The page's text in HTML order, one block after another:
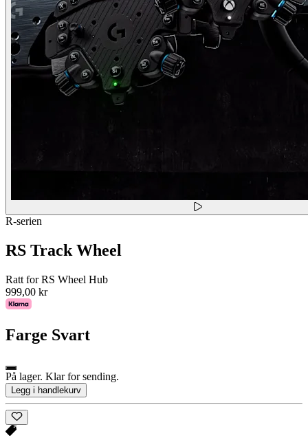
R-serien
RS Track Wheel
Ratt for RS Wheel Hub
999,00 kr
Farge Svart
På lager. Klar for sending.
Legg i handlekurv